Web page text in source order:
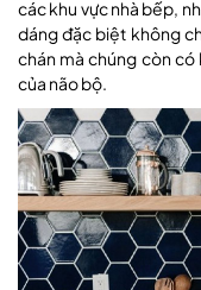
các khu vực nhà bếp,
dáng đặc biệt không
chán mà chúng còn
của não bộ.